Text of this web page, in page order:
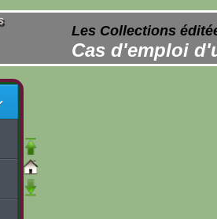
Les Collections
Cas d'emploi